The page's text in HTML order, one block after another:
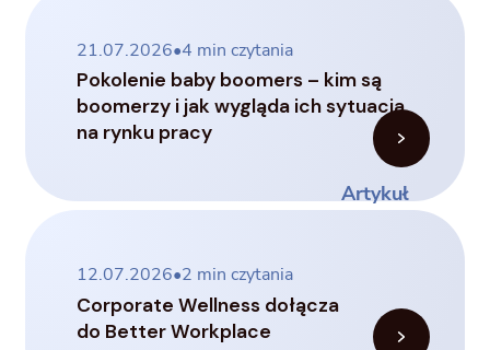
21.07.2026•4 min czytania
Pokolenie baby boomers – kim są
boomerzy i jak wygląda ich sytuacja
na rynku pracy
Artykuł
12.07.2026•2 min czytania
Corporate Wellness dołącza
do Better Workplace